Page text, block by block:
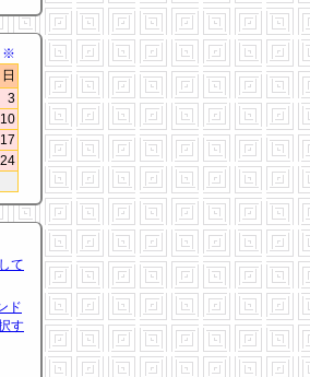
※
日
3
10
17
24
て
ド
す